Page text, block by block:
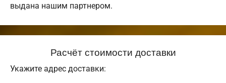
выдана нашим партнером.
Расчёт стоимости доставки
Укажите адрес доставки: